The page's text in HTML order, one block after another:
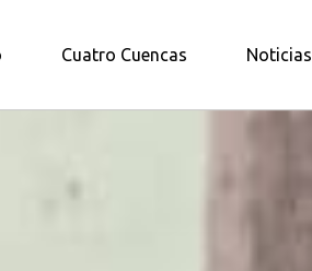
LA AMAZONÍA NORTE
Cuatro Cuencas Noticias